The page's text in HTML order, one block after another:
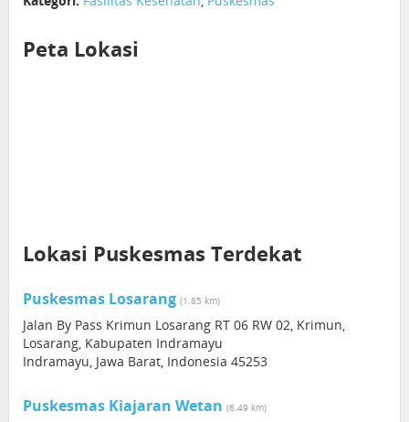
Peta Lokasi
Lokasi Puskesmas Terdekat
Puskesmas Losarang (1.85 km)
Jalan By Pass Krimun Losarang RT 06 RW 02, Krimun,
Losarang, Kabupaten Indramayu
Indramayu, Jawa Barat, Indonesia 45253
Puskesmas Kiajaran Wetan (6.49 km)